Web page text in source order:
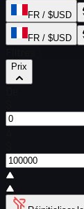
FR / $USD
FR / $USD
Prix